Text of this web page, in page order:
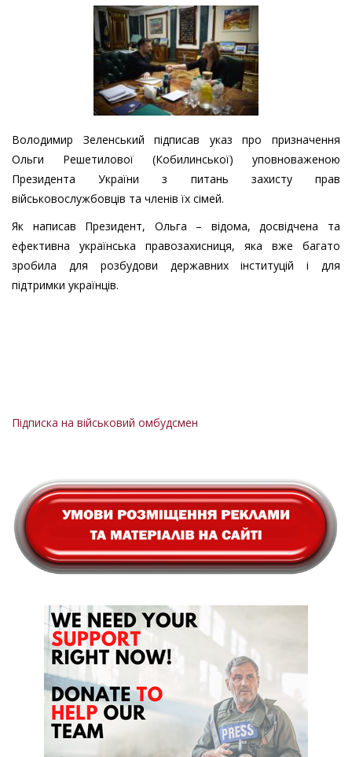
Володимир Зеленський підписав указ про призначення
Ольги Решетилової (Кобилинської) уповноваженою
Президента України з питань захисту прав
військовослужбовців та членів їх сімей.
Як написав Президент, Ольга – відома, досвідчена та
ефективна українська правозахисниця, яка вже багато
зробила для розбудови державних інституцій і для
підтримки українців.
Підписка на військовий омбудсмен